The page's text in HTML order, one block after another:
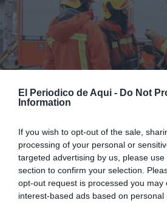
El Periodico de Aqui - Do Not
Information
If you wish to opt-out of the sale,
processing of your personal or
targeted advertising by us, please
section to confirm your selection.
opt-out request is processed you may
interest-based ads based on
Bombers del Consorci Provincial de València en
El Periodico de Aquí
Google de forma gratuita.